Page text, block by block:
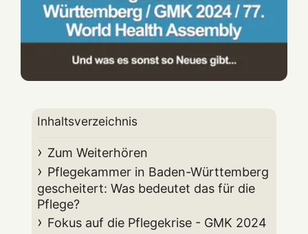
Inhaltsverzeichnis
Zum Weiterhören
Pflegekammer in Baden-Württemberg
gescheitert: Was bedeutet das für die
Pflege?
Fokus auf die Pflegekrise - GMK 2024